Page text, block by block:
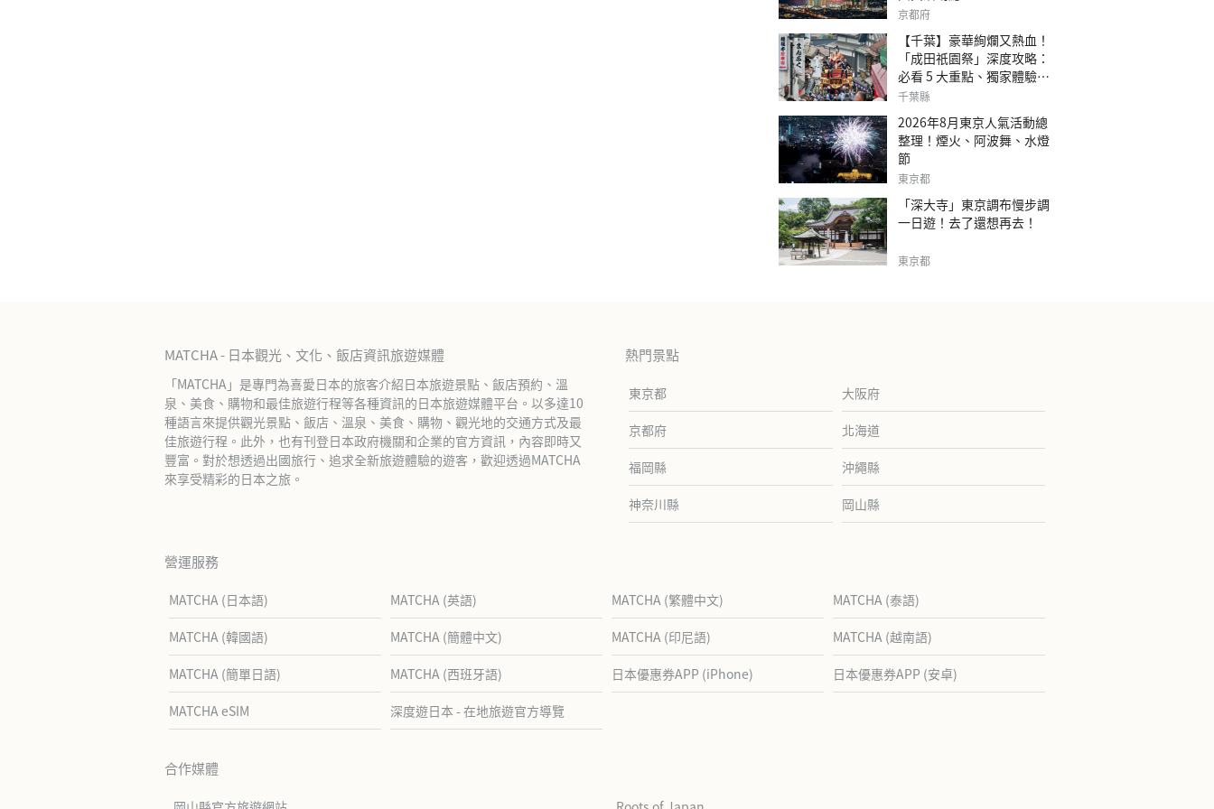
京都府
【千葉】豪華絢爛又熱血！
「成田祇園祭」深度攻略：
必看 5 大重點、獨家體驗指
南
千葉縣
2026年8月東京人氣活動總
整理！煙火、阿波舞、水燈
節
東京都
「深大寺」東京調布慢步調
一日遊！去了還想再去！
東京都
MATCHA - 日本觀光、文化、飯店資訊旅遊媒體
「MATCHA」是專門為喜愛日本的旅客介紹日本旅遊景點、飯店預約、溫
泉、美食、購物和最佳旅遊行程等各種資訊的日本旅遊媒體平台。以多達10
種語言來提供觀光景點、飯店、溫泉、美食、購物、觀光地的交通方式及最
佳旅遊行程。此外，也有刊登日本政府機關和企業的官方資訊，內容即時又
豐富。對於想透過出國旅行、追求全新旅遊體驗的遊客，歡迎透過MATCHA
來享受精彩的日本之旅。
熱門景點
東京都 大阪府
京都府 北海道
福岡縣 沖繩縣
神奈川縣 岡山縣
營運服務
MATCHA (日本語) MATCHA (英語) MATCHA (繁體中文) MATCHA (泰語)
MATCHA (韓國語) MATCHA (簡體中文) MATCHA (印尼語) MATCHA (越南語)
MATCHA (簡單日語) MATCHA (西班牙語) 日本優惠券APP (iPhone) 日本優惠券APP (安卓)
MATCHA eSIM 深度遊日本 - 在地旅遊官方導覽
合作媒體